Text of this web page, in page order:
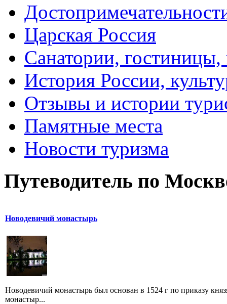
Царская Россия
Санатории, гостиницы,
История России,
Отзывы и истории
Памятные места
Новости туризма
Путеводитель по
Новодевичий монастырь
Новодевичий монастырь был основан в 1524 г по приказу
монастыр...